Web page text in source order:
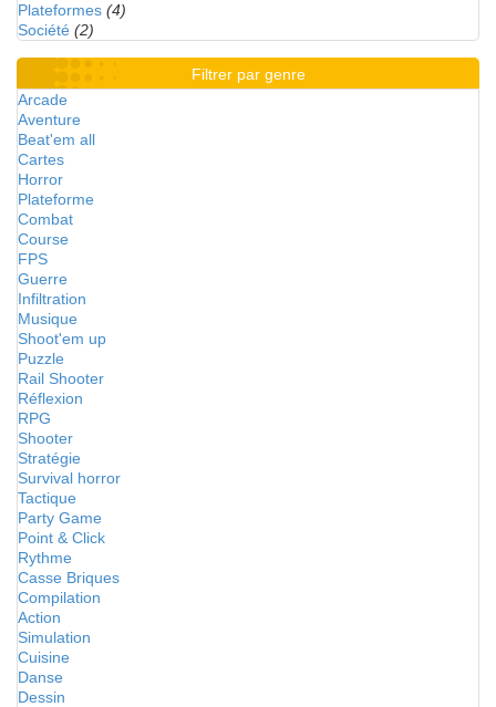
Plateformes (4)
Société (2)
Filtrer par genre
Arcade
Aventure
Beat'em all
Cartes
Horror
Plateforme
Combat
Course
FPS
Guerre
Infiltration
Musique
Shoot'em up
Puzzle
Rail Shooter
Réflexion
RPG
Shooter
Stratégie
Survival horror
Tactique
Party Game
Point & Click
Rythme
Casse Briques
Compilation
Action
Simulation
Cuisine
Danse
Dessin